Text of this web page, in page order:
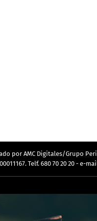
por AMC Digitales/Grupo
Telf. 680 70 20 20 -